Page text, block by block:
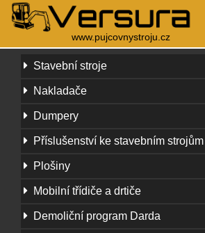
www.pujcovnystroju.cz
Stavební stroje
Nakladače
Dumpery
Příslušenství ke stavebním strojům
Plošiny
Mobilní třídiče a drtiče
Demoliční program Darda